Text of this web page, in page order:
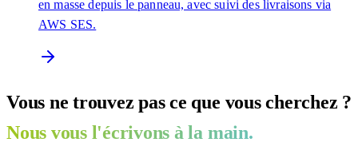
en masse depuis le panneau, avec suivi des livraisons via
AWS SES.
Vous ne trouvez pas ce que vous cherchez ?
Nous vous l'écrivons à la main.